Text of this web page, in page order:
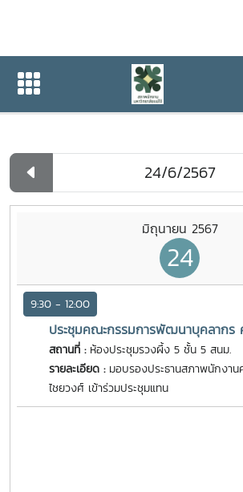
ปฏิทินกิจกรรมของหน่
ปฏิทินกิจกรรมของหน่วยงาน
มิถุนายน 2567
24
9:30 - 12:00
ประชุมคณะกรรมการพัฒนาบุคลากร
สถานที่ : ห้องประชุมรวงผึ้ง 5 ชั้น 5 สนม.
รายละเอียด : มอบรองประธานสภาพนักงา
ไชยวงศ์ เข้าร่วมประชุมแทน